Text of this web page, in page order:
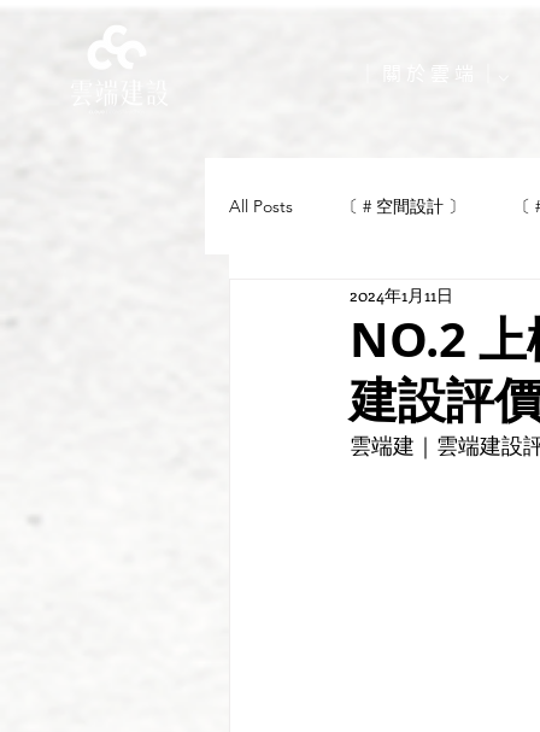
All Posts 〔 # 空間設計 〕
NO.2
建設評
2024年1月11日
雲端建｜雲端建設